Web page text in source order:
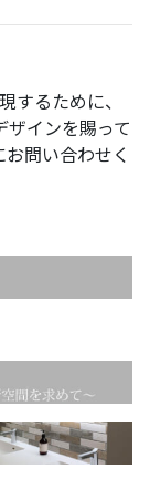
するために、
インを賜って
問い合わせく